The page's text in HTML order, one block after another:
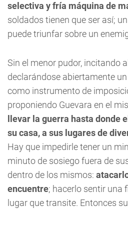
selectiva y fría máquina de
soldados tienen que ser así;
puede triunfar sobre un
Sin el menor pudor, incitando
declarándose abiertamente
como instrumento de
proponiendo Guevara en el
llevar la guerra hasta donde
su casa, a sus lugares de
Hay que impedirle tener un
minuto de sosiego fuera de
dentro de los mismos:
encuentre; hacerlo sentir una
lugar que transite. Entonces